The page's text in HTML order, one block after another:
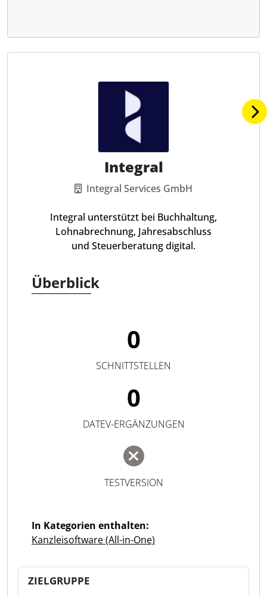
Integral
Integral Services GmbH
Integral unterstützt bei Buchhaltung,
Lohnabrechnung, Jahresabschluss
und Steuerberatung digital.
Überblick
0
SCHNITTSTELLEN
0
DATEV-ERGÄNZUNGEN
TESTVERSION
In Kategorien enthalten:
Kanzleisoftware (All-in-One)
ZIELGRUPPE